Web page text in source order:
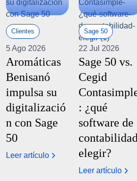
Clientes
5 Ago 2026
Aromáticas
Benisanó
impulsa su
digitalizació
n con Sage
50
Leer artículo
Sage 50
22 Jul 2026
Sage 50 vs.
Cegid
: ¿qué
software de
contabilidad
elegir?
Leer artículo